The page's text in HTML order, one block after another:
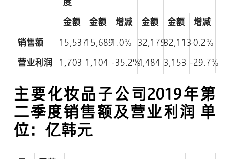
度
金额 金额 增减 金额 金额 增减
销售额 15,53715,6891.0% 32,17932,113-0.2%
营业利润 1,703 1,104 -35.2%4,484 3,153 -29.7%
主要化妆品子公司2019年第
二季度销售额及营业利润 单
位：亿韩元